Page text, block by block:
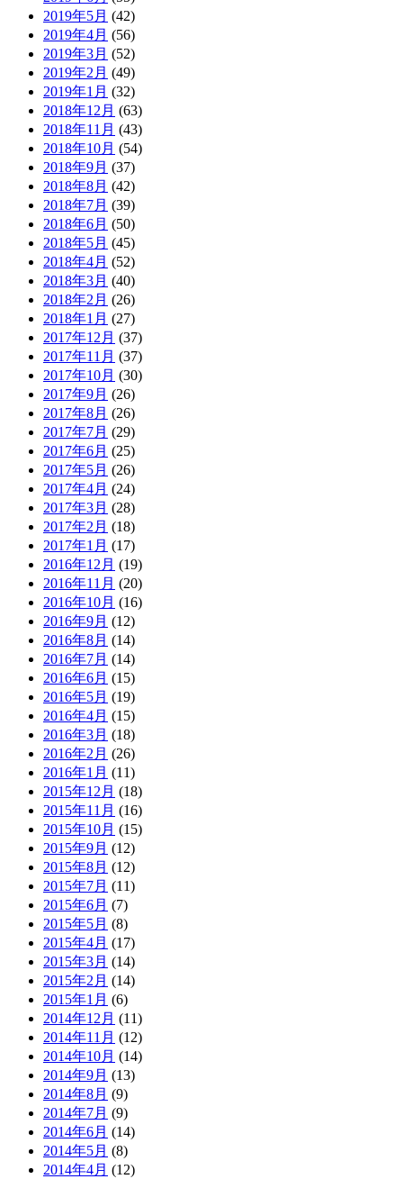
2019年5月 (42)
2019年4月 (56)
2019年3月 (52)
2019年2月 (49)
2019年1月 (32)
2018年12月 (63)
2018年11月 (43)
2018年10月 (54)
2018年9月 (37)
2018年8月 (42)
2018年7月 (39)
2018年6月 (50)
2018年5月 (45)
2018年4月 (52)
2018年3月 (40)
2018年2月 (26)
2018年1月 (27)
2017年12月 (37)
2017年11月 (37)
2017年10月 (30)
2017年9月 (26)
2017年8月 (26)
2017年7月 (29)
2017年6月 (25)
2017年5月 (26)
2017年4月 (24)
2017年3月 (28)
2017年2月 (18)
2017年1月 (17)
2016年12月 (19)
2016年11月 (20)
2016年10月 (16)
2016年9月 (12)
2016年8月 (14)
2016年7月 (14)
2016年6月 (15)
2016年5月 (19)
2016年4月 (15)
2016年3月 (18)
2016年2月 (26)
2016年1月 (11)
2015年12月 (18)
2015年11月 (16)
2015年10月 (15)
2015年9月 (12)
2015年8月 (12)
2015年7月 (11)
2015年6月 (7)
2015年5月 (8)
2015年4月 (17)
2015年3月 (14)
2015年2月 (14)
2015年1月 (6)
2014年12月 (11)
2014年11月 (12)
2014年10月 (14)
2014年9月 (13)
2014年8月 (9)
2014年7月 (9)
2014年6月 (14)
2014年5月 (8)
2014年4月 (12)